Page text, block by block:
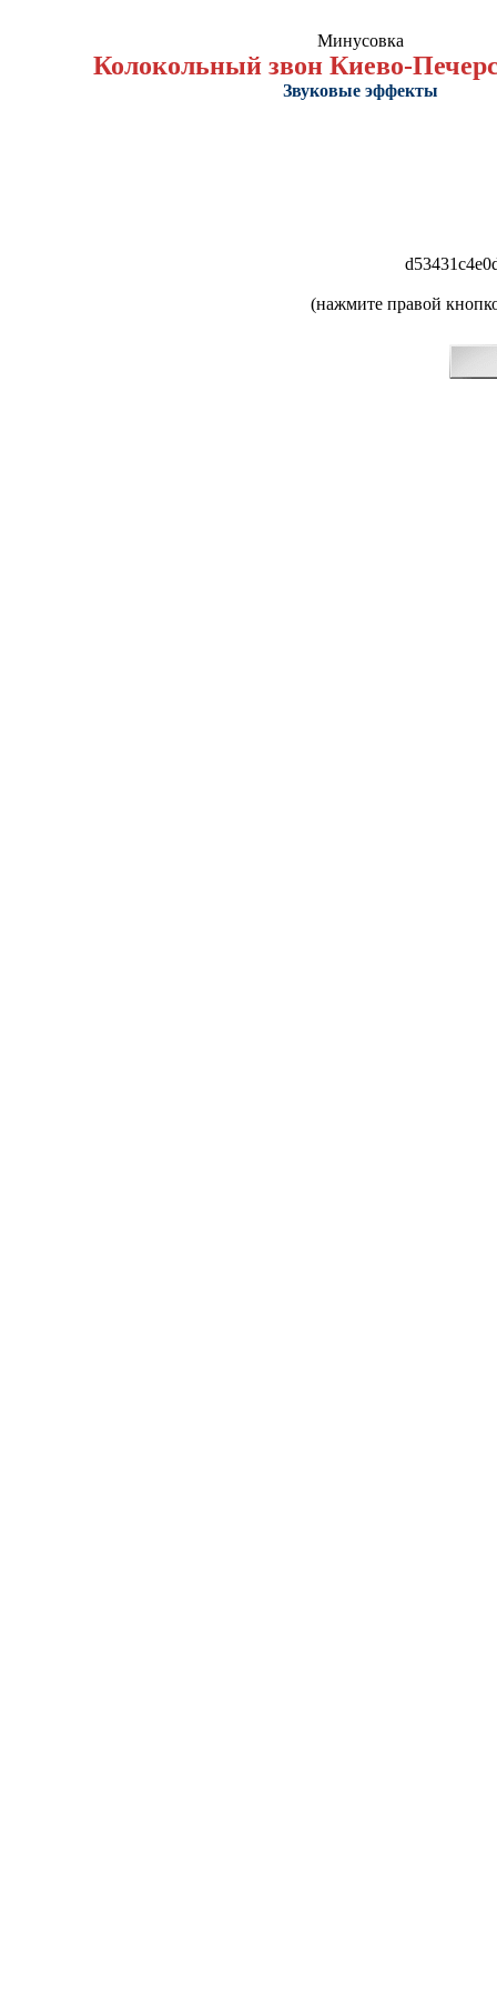
Минусовка
Колокольный звон Киево-
Звуковые эффекты
(нажмите правой